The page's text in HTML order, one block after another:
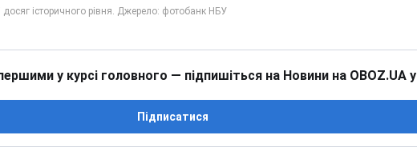
у курсі головного — підпишіться на Новини на OBOZ.UA у
Підписатися